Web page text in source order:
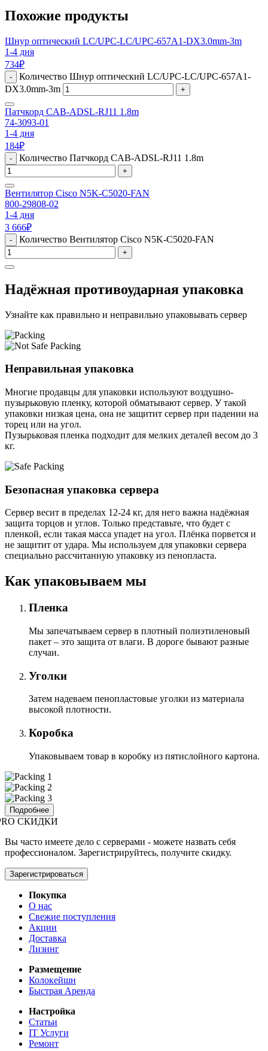
Похожие продукты
Шнур оптический LC/UPC-LC/UPC-657A1-DX3.0mm-3m
1-4 дня
734₽
-
Количество Шнур оптический LC/UPC-LC/UPC-657A1-
DX3.0mm-3m
+
Патчкорд CAB-ADSL-RJ11 1.8m
74-3093-01
1-4 дня
184₽
- Количество Патчкорд CAB-ADSL-RJ11 1.8m
+
Вентилятор Cisco N5K-C5020-FAN
800-29808-02
1-4 дня
3 666₽
- Количество Вентилятор Cisco N5K-C5020-FAN
+
Надёжная противоударная упаковка
Узнайте как правильно и неправильно упаковывать сервер
Неправильная упаковка
Многие продавцы для упаковки используют воздушно-
пузырьковую пленку, которой обматывают сервер. У такой
упаковки низкая цена, она не защитит сервер при падении на
торец или на угол.
Пузырьковая пленка подходит для мелких деталей весом до 3
кг.
Безопасная упаковка сервера
Сервер весит в пределах 12-24 кг, для него важна надёжная
защита торцов и углов. Только представьте, что будет с
пленкой, если такая масса упадет на угол. Плёнка порвется и
не защитит от удара. Мы используем для упаковки сервера
специально расcчитанную упаковку из пенопласта.
Как упаковываем мы
Пленка
Мы запечатываем сервер в плотный полиэтиленовый
пакет – это защита от влаги. В дороге бывают разные
случаи.
Уголки
Затем надеваем пенопластовые уголки из материала
высокой плотности.
Коробка
Упаковываем товар в коробку из пятислойного картона.
Подробнее
СКИДКИ
Вы часто имеете дело с серверами - можете назвать себя
профессионалом. Зарегистрируйтесь, получите скидку.
Зарегистрироваться
Покупка
О нас
Свежие поступления
Акции
Доставка
Лизинг
Размещение
Колокейшн
Быстрая Аренда
Настройка
Статьи
IT Услуги
Ремонт